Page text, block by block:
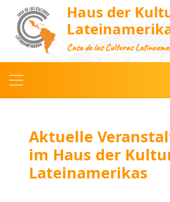
Haus der
Casa de las Culturas
Aktuelle
im Haus der
Lateinamerikas